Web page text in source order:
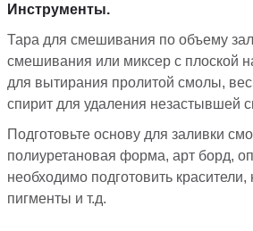
Инструменты.
Тара для смешивания по объему
смешивания или миксер с плоской
для вытирания пролитой смолы,
спирит для удаления незастывшей
Подготовьте основу для заливки
полиуретановая форма, арт борд,
необходимо подготовить красители,
пигменты и т.д.